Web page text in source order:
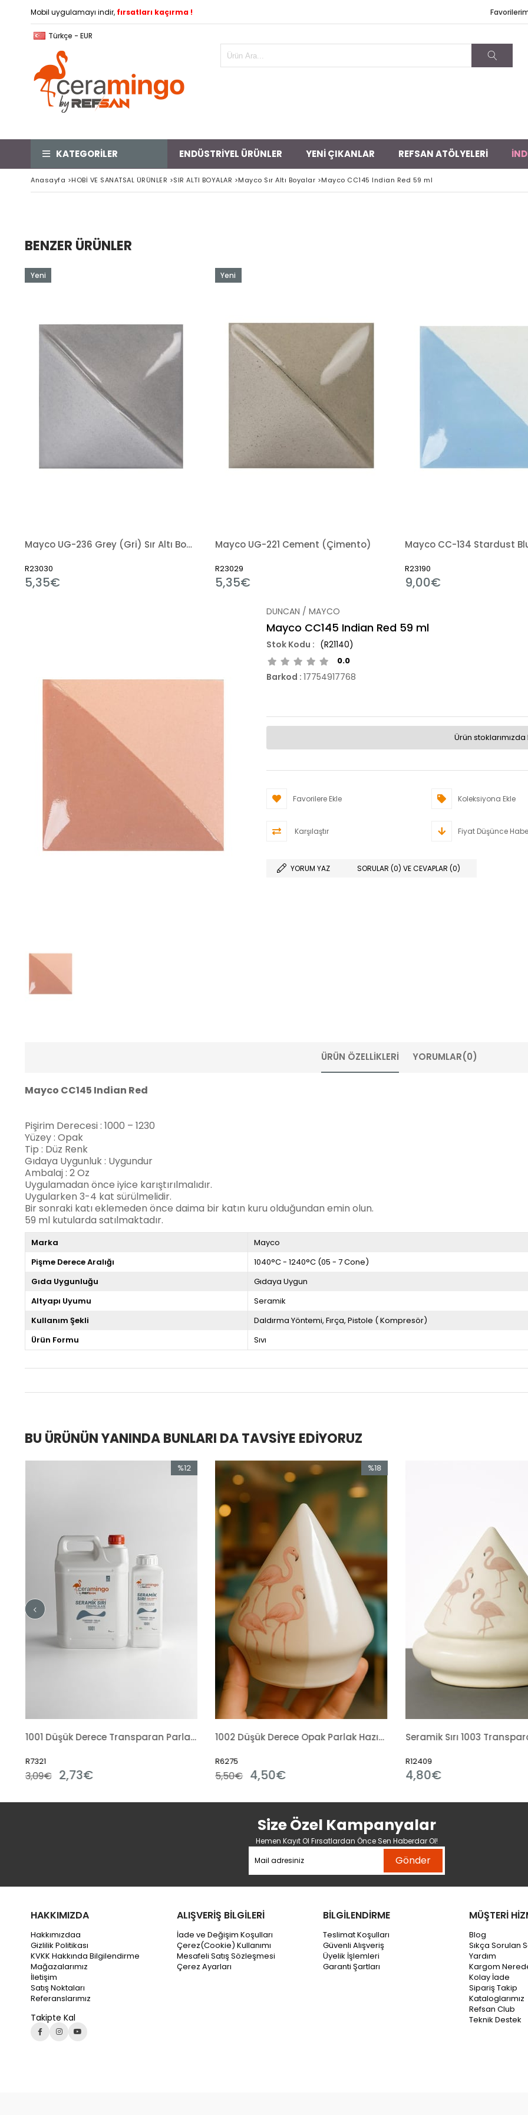
Mobil uygulamayı indir, fırsatları kaçırma !
Türkçe - EUR
KATEGORİLER ENDÜSTRİYEL ÜRÜNLER YENİ ÇIKANLAR REFSAN ATÖLYELERİ
Anasayfa >HOBİ VE SANATSAL ÜRÜNLER >SIR ALTI BOYALAR >Mayco Sır Altı Boyalar >Mayco CC145 Indian Red 59 ml
BENZER ÜRÜNLER
Mayco UG-236 Grey (Gri) Sır Altı Boya 59ml
R23030
5,35€
Yeni
Mayco UG-221 Cement (Çimento)
R23029
5,35€
Yeni
Mayco CC-134 Stardust
R23190
9,00€
DUNCAN / MAYCO
Mayco CC145 Indian Red 59 ml
(R21140)
0.0
Barkod : 17754917768
Ürün stoklarımızda
Favorilere Ekle Koleksiyona Ekle
Karşılaştır Fiyat Düşünce
YORUM YAZ SORULAR (0) VE CEVAPLAR (0)
ÜRÜN ÖZELLIKLERI YORUMLAR(0)
Mayco CC145 Indian Red
Pişirim Derecesi : 1000 – 1230
Yüzey : Opak
Tip : Düz Renk
Gıdaya Uygunluk : Uygundur
Ambalaj : 2 Oz
Uygulamadan önce iyice karıştırılmalıdır.
Uygularken 3-4 kat sürülmelidir.
Bir sonraki katı eklemeden önce daima bir katın kuru olduğundan emin olun.
59 ml kutularda satılmaktadır.
Marka
Mayco
Pişme Derece Aralığı
1040°C - 1240°C (05 - 7 Cone)
Gıda Uygunluğu
Gıdaya Uygun
Altyapı Uyumu
Seramik
Kullanım Şekli
Daldırma Yöntemi Fırça Pistole ( Kompresör)
Ürün Formu
Sıvı
BU ÜRÜNÜN YANINDA BUNLARI DA TAVSIYE EDIYORUZ
1001 Düşük Derece Transparan Parlak Hazır Sıvı 1002 Düşük Derece Opak Parlak Hazır Sıvı
5,50€
%18
İndirim
%18İndirim
Seramik Sırı 1003 Transparan Mat Hazır Sıvı
4,80€
Size Özel Kampanyalar
Hemen Kayıt Ol Fırsatlardan Önce Sen Haberdar Ol!
Gönder
HAKKIMIZDA
Hakkımızdaa
Gizlilik Politikası
KVKK Hakkında Bilgilendirme
Mağazalarımız
İletişim
Satış Noktaları
Referanslarımız
Takipte Kal
ALIŞVERİŞ BİLGİLERİ
İade ve Değişim Koşulları
Çerez(Cookie) Kullanımı
Mesafeli Satış Sözleşmesi
Çerez Ayarları
BİLGİLENDİRME
Teslimat Koşulları
Güvenli Alışveriş
Üyelik İşlemleri
Garanti Şartları
MÜŞTERİ
Blog
Sıkça Sorulan
Yardım
Kargom
Kolay İade
Sipariş Takip
Kataloglarımız
Refsan Club
Teknik Destek